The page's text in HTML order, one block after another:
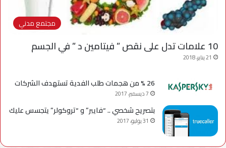
مجتمع مدني
10 علامات تدل على نقص ” فيتامين د ” في الجسم
21 يناير، 2018
26 % من هجمات طلب الفدية تستهدف الشركات
7 ديسمبر، 2017
بتصريح شخصي .. “فايبر” و “تروكولر” يتجسس عليك
31 يوليو، 2017